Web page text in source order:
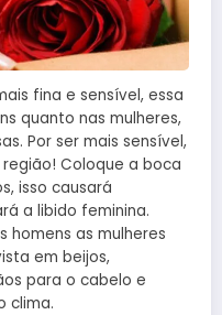
fina e sensível, essa
quanto nas mulheres,
Por ser mais sensível,
Coloque a boca
isso causará
a libido feminina.
homens as mulheres
em beijos,
para o cabelo e
clima.